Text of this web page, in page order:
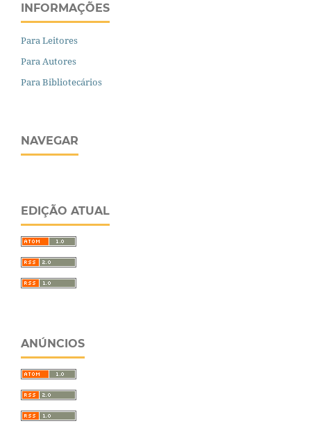
INFORMAÇÕES
Para Leitores
Para Autores
Para Bibliotecários
NAVEGAR
EDIÇÃO ATUAL
ANÚNCIOS